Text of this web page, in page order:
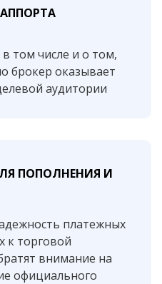
том числе и о том,
брокер оказывает
аудитории
ПОПОЛНЕНИЯ И
платежных
к торговой
внимание на
официального